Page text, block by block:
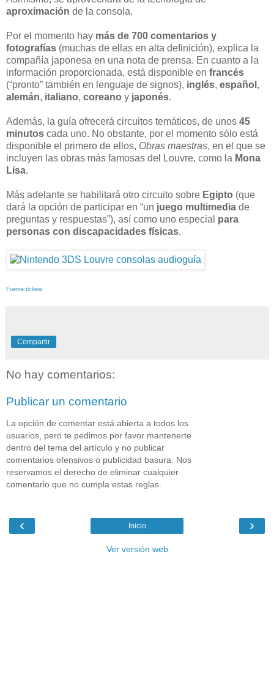
aproximación de la consola.
Por el momento hay más de 700 comentarios y
fotografías (muchas de ellas en alta definición), explica la
compañía japonesa en una nota de prensa. En cuanto a la
información proporcionada, está disponible en francés
(“pronto” también en lenguaje de signos), inglés, español ,
alemán, italiano, coreano y japonés.
Además, la guía ofrecerá circuitos temáticos, de unos 45
minutos cada uno. No obstante, por el momento sólo está
disponible el primero de ellos, Obras maestras, en el que se
incluyen las obras más famosas del Louvre, como la Mona
Lisa.
Más adelante se habilitará otro circuito sobre Egipto (que
dará la opción de participar en “un juego multimedia de
preguntas y respuestas”), así como uno especial para
personas con discapacidades físicas.
Fuente:ticbeat
Compartir
No hay comentarios:
Publicar un comentario
La opción de comentar está abierta a todos los
usuarios, pero te pedimos por favor mantenerte
dentro del tema del artículo y no publicar
comentarios ofensivos o publicidad basura. Nos
reservamos el derecho de eliminar cualquier
comentario que no cumpla estas reglas.
‹ ›
Inicio
Ver versión web